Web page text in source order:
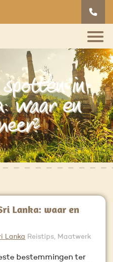
in
waar en
Lanka: waar en
Lanka Reistips, Maatwerk
bestemmingen ter